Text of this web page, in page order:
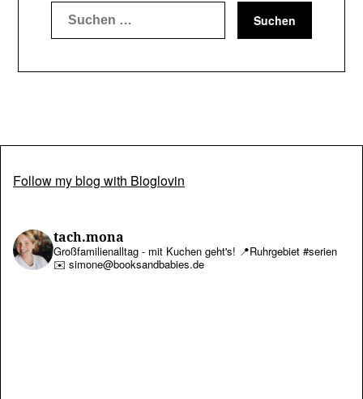
Suchen
nach:
Follow my blog with Bloglovin
tach.mona
Großfamilienalltag - mit Kuchen geht's! 📍Ruhrgebiet #serien
✉️ simone@booksandbabies.de